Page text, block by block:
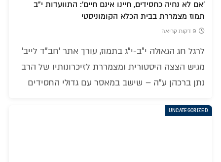
'אם לא נחיה כחסידים, חיינו אינם חיים': התוועדות י"ב
תמוז מצמררת בבית הכלא הקומוניסטי
9 דקות קריאה
לרגל חג הגאולה י"ב-י"ג בתמוז, עורך אתר 'חב"ד לייב'
מגיש הצצה היסטורית ומצמררת לזיכרונותיו של הרב
נתן ברכהן ע"ה – שישב במאסר עם גדולי החסידים
UNCATEGORIZED